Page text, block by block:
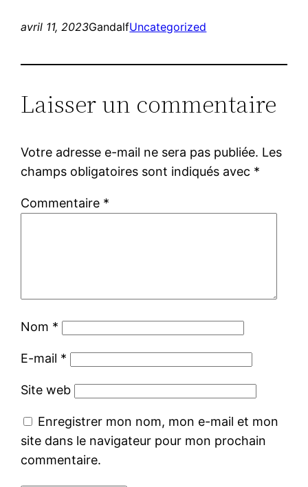
avril 11, 2023GandalfUncategorized
Laisser un commentaire
Votre adresse e-mail ne sera pas publiée. Les
champs obligatoires sont indiqués avec *
Commentaire *
Nom *
E-mail *
Site web
Enregistrer mon nom, mon e-mail et mon
site dans le navigateur pour mon prochain
commentaire.